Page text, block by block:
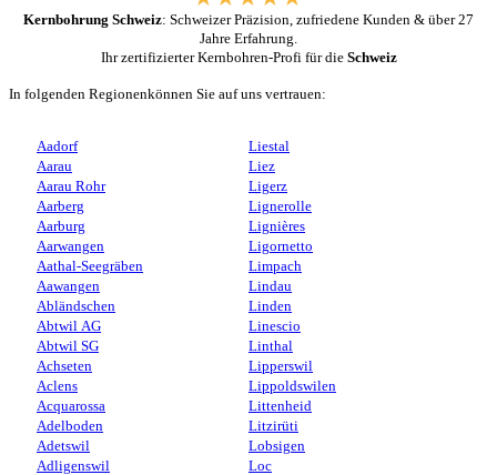
Kernbohrung Schweiz: Schweizer Präzision, zufriedene Kunden & über 27
Jahre Erfahrung.
Ihr zertifizierter Kernbohren-Profi für die Schweiz
In folgenden Regionenkönnen Sie auf uns vertrauen:
Aadorf
Aarau
Aarau Rohr
Aarberg
Aarburg
Aarwangen
Aathal-Seegräben
Aawangen
Abländschen
Abtwil AG
Abtwil SG
Achseten
Aclens
Acquarossa
Adelboden
Adetswil
Adligenswil
Liestal
Liez
Ligerz
Lignerolle
Lignières
Ligornetto
Limpach
Lindau
Linden
Linescio
Linthal
Lipperswil
Lippoldswilen
Littenheid
Litzirüti
Lobsigen
Loc